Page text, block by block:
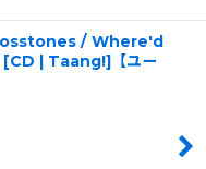
‎/ Where'd
| Taang!]【ユー